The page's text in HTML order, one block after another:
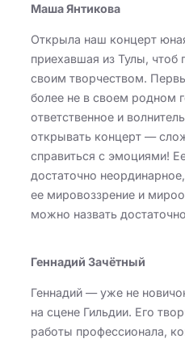
Маша Янтикова
Открыла наш концерт
приехавшая из Тулы, чтоб
своим творчеством.
более не в своем родном
ответственное и
открывать концерт —
справиться с эмоциями!
достаточно
ее мировоззрение и
можно назвать
Геннадий Зачётный
Геннадий — уже не
на сцене Гильдии. Его
работы профессионала,